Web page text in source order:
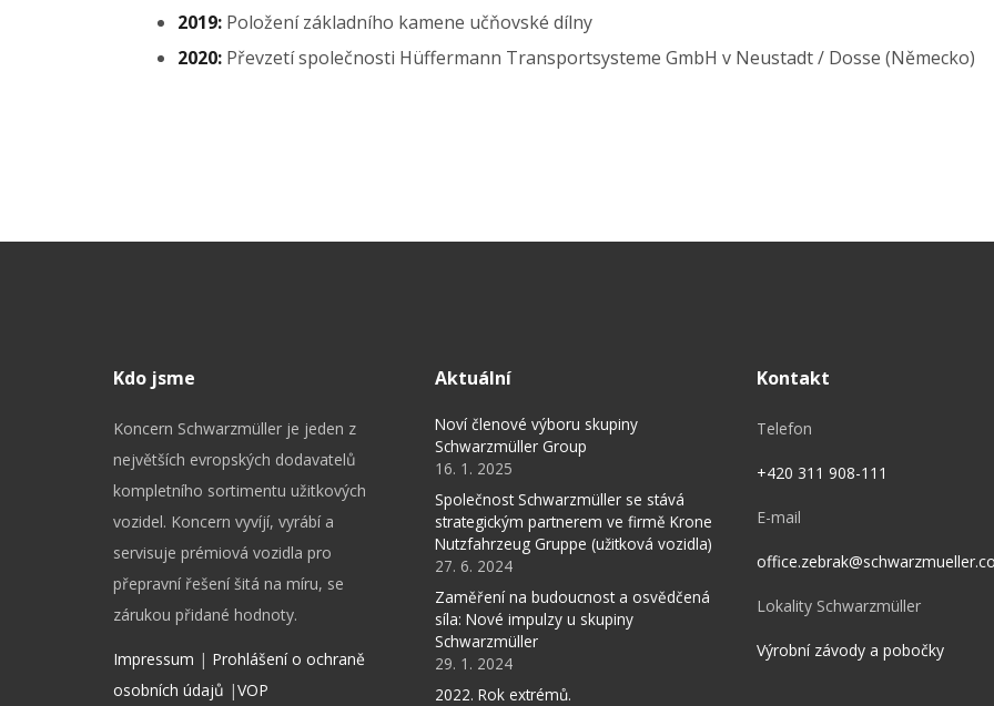
2019: Položení základního kamene učňovské dílny
2020: Převzetí společnosti Hüffermann Transportsysteme GmbH v Neustadt / Dosse (Německo)
Kdo jsme
Koncern Schwarzmüller je jeden z
největších evropských dodavatelů
kompletního sortimentu užitkových
vozidel. Koncern vyvíjí, vyrábí a
servisuje prémiová vozidla pro
přepravní řešení šitá na míru, se
zárukou přidané hodnoty.
Impressum | Prohlášení o ochraně
osobních údajů |VOP
Aktuální
Noví členové výboru skupiny
Schwarzmüller Group
16. 1. 2025
Společnost Schwarzmüller se stává
strategickým partnerem ve firmě Krone
Nutzfahrzeug Gruppe (užitková vozidla)
27. 6. 2024
Zaměření na budoucnost a osvědčená
síla: Nové impulzy u skupiny
Schwarzmüller
29. 1. 2024
2022. Rok extrémů.
Kontakt
Telefon
+420 311 908-111
E-mail
Lokality Schwarzmüller
Výrobní závody a pobočky